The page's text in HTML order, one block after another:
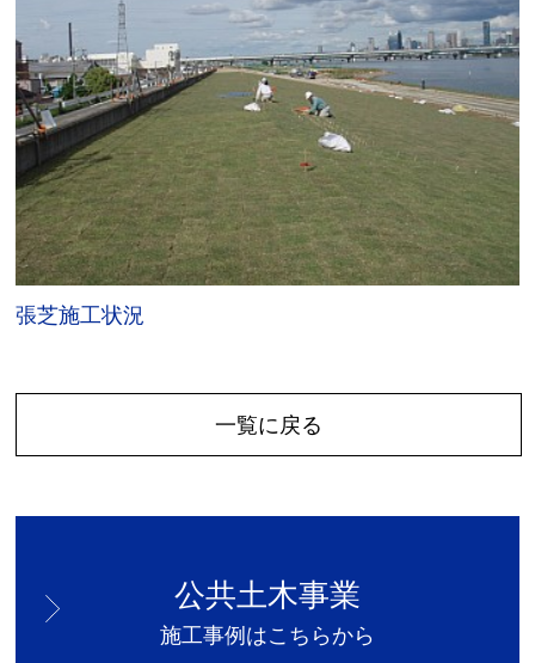
張芝施工状況
一覧に戻る
公共土木事業
施工事例はこちらから